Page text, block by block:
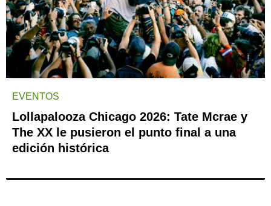
EVENTOS
Lollapalooza Chicago 2026: Tate Mcrae y
The XX le pusieron el punto final a una
edición histórica